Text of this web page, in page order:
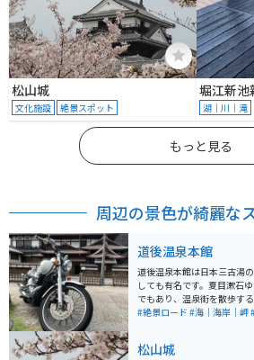
松山城
文化施設 絶景スポット
堀江新池
湖｜川｜滝
もっと見る
周辺の景色が綺麗な
道後温泉本館
道後温泉本館は日本三古湯
しても有名です。夏目漱石
でもあり、温泉街を散歩す
す。 温泉には400〜500円で
#絶景ロード #海｜海岸｜岬
松山城